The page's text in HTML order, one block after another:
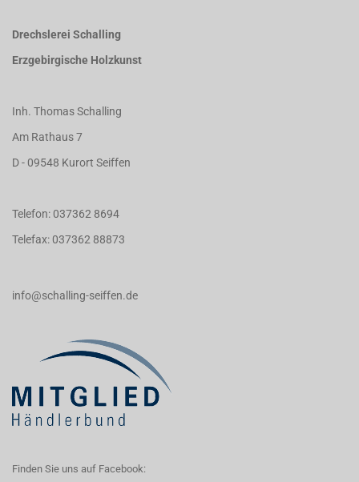
Drechslerei Schalling
Erzgebirgische Holzkunst
Inh. Thomas Schalling
Am Rathaus 7
D - 09548 Kurort Seiffen
Telefon: 037362 8694
Telefax: 037362 88873
info@schalling-seiffen.de
Finden Sie uns auf Facebook: